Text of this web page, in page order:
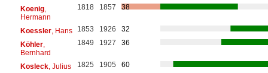
Koenig,
Hermann
1818 1857 38
Koessler, Hans 1853 1926
32
Köhler,
Bernhard
1849 1927 36
Kosleck, Julius 1825 1905
60